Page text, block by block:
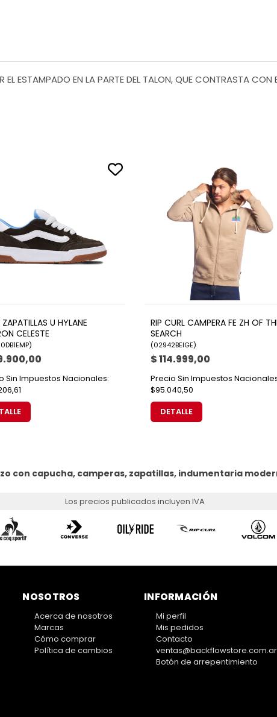
ESTAMPADO EN LA PARTE DEL TALON, QUE CONTRASTA CON
U HYLANE
CELESTE
)
Sin Impuestos Nacionales:
RIP CURL CAMPERA FE ZH OF
SEARCH
(02942BEIGE)
$ 114.999,00
Precio Sin Impuestos
$95.040,50
DETALLE
con capucha, camperas, zapatillas, indumentaria
Los precios publicados incluyen IVA
NOSOTROS
Acerca de nosotros
Marcas
Cómo comprar
Política de cambios
INFORMACIÓN
Mi perfil
Mis pedidos
Contacto
ventas@backflowstore.com.ar
Botón de arrepentimiento